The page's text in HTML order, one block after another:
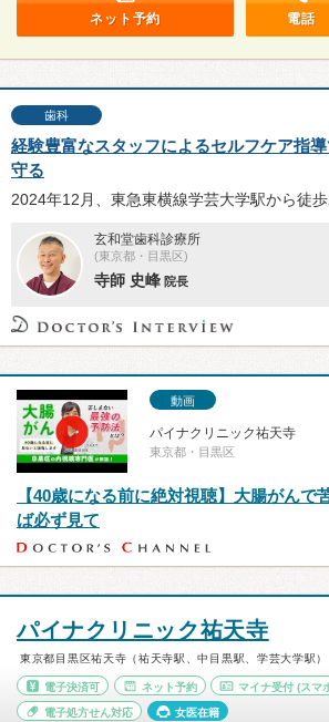
ネット予約 電話
歯科
経験豊富なスタッフによるセルフケア指
守る
玄和堂歯科診療所
(東京都・目黒区)
寺師 史峰 院長
動画
パイナクリニック祐天寺
東京都・目黒区
【40歳になる前に絶対視聴】大腸がんで
ば必ず見て
パイナクリニック祐天寺
東京都目黒区祐天寺（祐天寺駅、中目黒駅、学芸大学駅）
電子決済可 ネット予約 マイナ受付 (スマ
電子処方せん対応 女医在籍